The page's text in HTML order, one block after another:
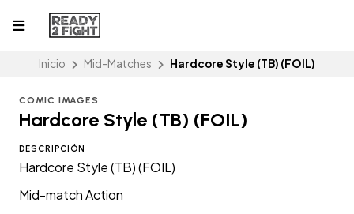
Inicio Mid-Matches Hardcore Style (TB) (FOIL)
COMIC IMAGES
Hardcore Style (TB) (FOIL)
DESCRIPCIÓN
Hardcore Style (TB) (FOIL)
Mid-match Action